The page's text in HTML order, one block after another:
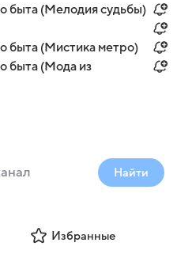
быта (Мелодия судьбы)
быта (Мистика метро)
быта (Мода из
Найти
Избранные